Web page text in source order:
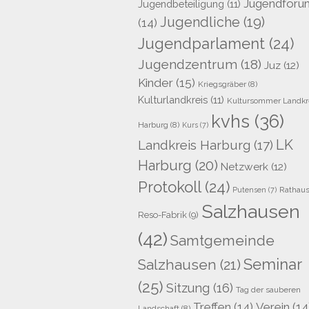
Jugendbeteiligung (11)
(14) Jugendliche (19)
Jugendparlament (24)
Jugendzentrum (18) Juz (12)
Kinder (15) Kriegsgräber (8)
Kulturlandkreis (11) Kultursommer
Harburg (8) Kurs (7) kvhs (36)
Landkreis Harburg (17) LK
Harburg (20) Netzwerk (12)
Protokoll(24) Putensen (7) Rathaus
Reso-Fabrik (9) Salzhausen
(42) Samtgemeinde
Salzhausen (21) Seminar
(25) Sitzung (16) Tag der sauberen